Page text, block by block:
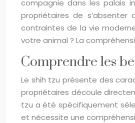
compagnie dans les palais
propriétaires de
contraintes de la vie
votre animal ? La
Comprendre les
Le shih tzu présente des
propriétaires découle
tzu a été spécifiquement
et nécessite une